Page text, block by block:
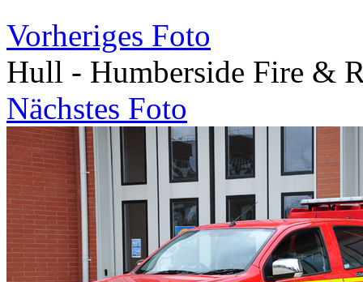
Vorheriges Foto
Hull - Humberside Fire &
Nächstes Foto